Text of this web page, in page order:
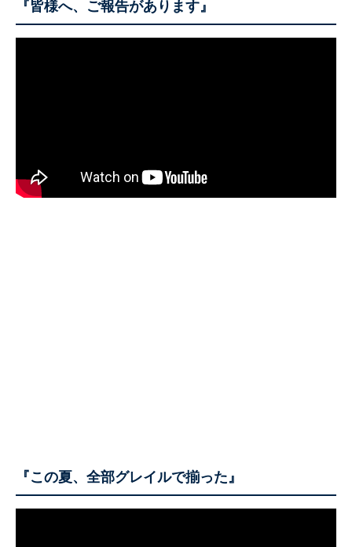
『皆様へ、ご報告があります』
『この夏、全部グレイルで揃った』